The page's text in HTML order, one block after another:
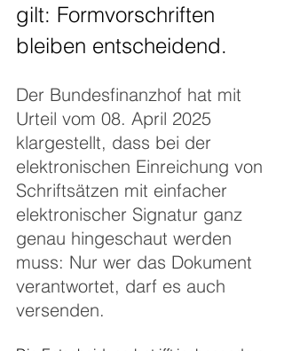
gilt: Formvorschriften
bleiben entscheidend.
Der Bundesfinanzhof hat mit
Urteil vom 08. April 2025
klargestellt, dass bei der
elektronischen Einreichung von
Schriftsätzen mit einfacher
elektronischer Signatur ganz
genau hingeschaut werden
muss: Nur wer das Dokument
verantwortet, darf es auch
versenden.